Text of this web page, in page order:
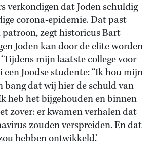
verkondigen dat Joden schuldig
corona-epidemie. Dat past
zegt historicus Bart
Joden kan door de elite worden
mijn laatste college voor
Joodse studente: “Ik hou mijn
bang dat wij hier de schuld van
heb het bijgehouden en binnen
zover: er kwamen verhalen dat
zouden verspreiden. En dat
hebben ontwikkeld.’